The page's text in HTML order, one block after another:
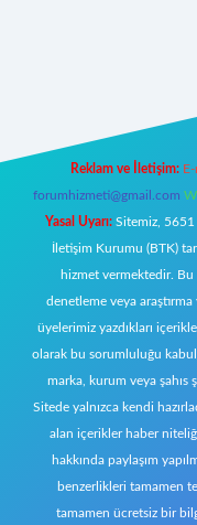
Reklam ve İletişim:
forumhizmeti@gmail.com
Yasal Uyarı: Sitemiz, 5651
İletişim Kurumu (BTK)
hizmet vermektedir.
denetleme veya
üyelerimiz yazdıkları
olarak bu sorumluluğu
marka, kurum veya şahıs
Sitede yalnızca kendi
alan içerikler haber
hakkında paylaşım
benzerlikleri tamamen
tamamen ücretsiz bir